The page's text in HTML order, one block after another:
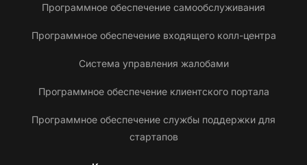
Программное обеспечение самообслуживания
Программное обеспечение входящего колл-центра
Система управления жалобами
Программное обеспечение клиентского портала
Программное обеспечение службы поддержки для
стартапов